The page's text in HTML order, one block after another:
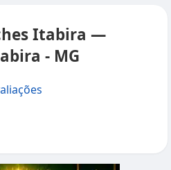
Itabira —
- MG